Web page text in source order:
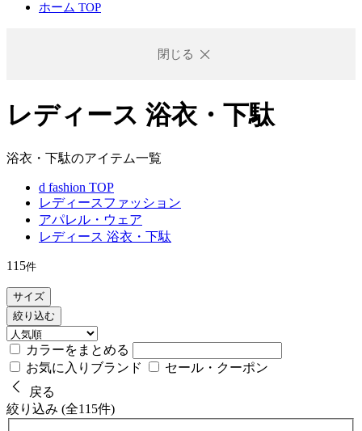
ホーム TOP
閉じる
レディース 浴衣・下駄
浴衣・下駄のアイテム一覧
d fashion TOP
レディースファッション
アパレル・ウェア
レディース 浴衣・下駄
115件
サイズ
絞り込む
カラーをまとめる
お気に入りブランド
セール・クーポン
戻る
絞り込み (全115件)